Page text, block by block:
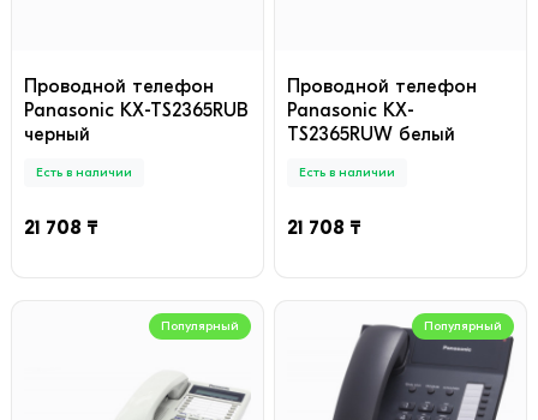
Проводной телефон
Panasonic KX-TS2365RUB
черный
Есть в наличии
21 708 ₸
Проводной телефон
Panasonic KX-
TS2365RUW белый
Есть в наличии
21 708 ₸
Популярный Популярный